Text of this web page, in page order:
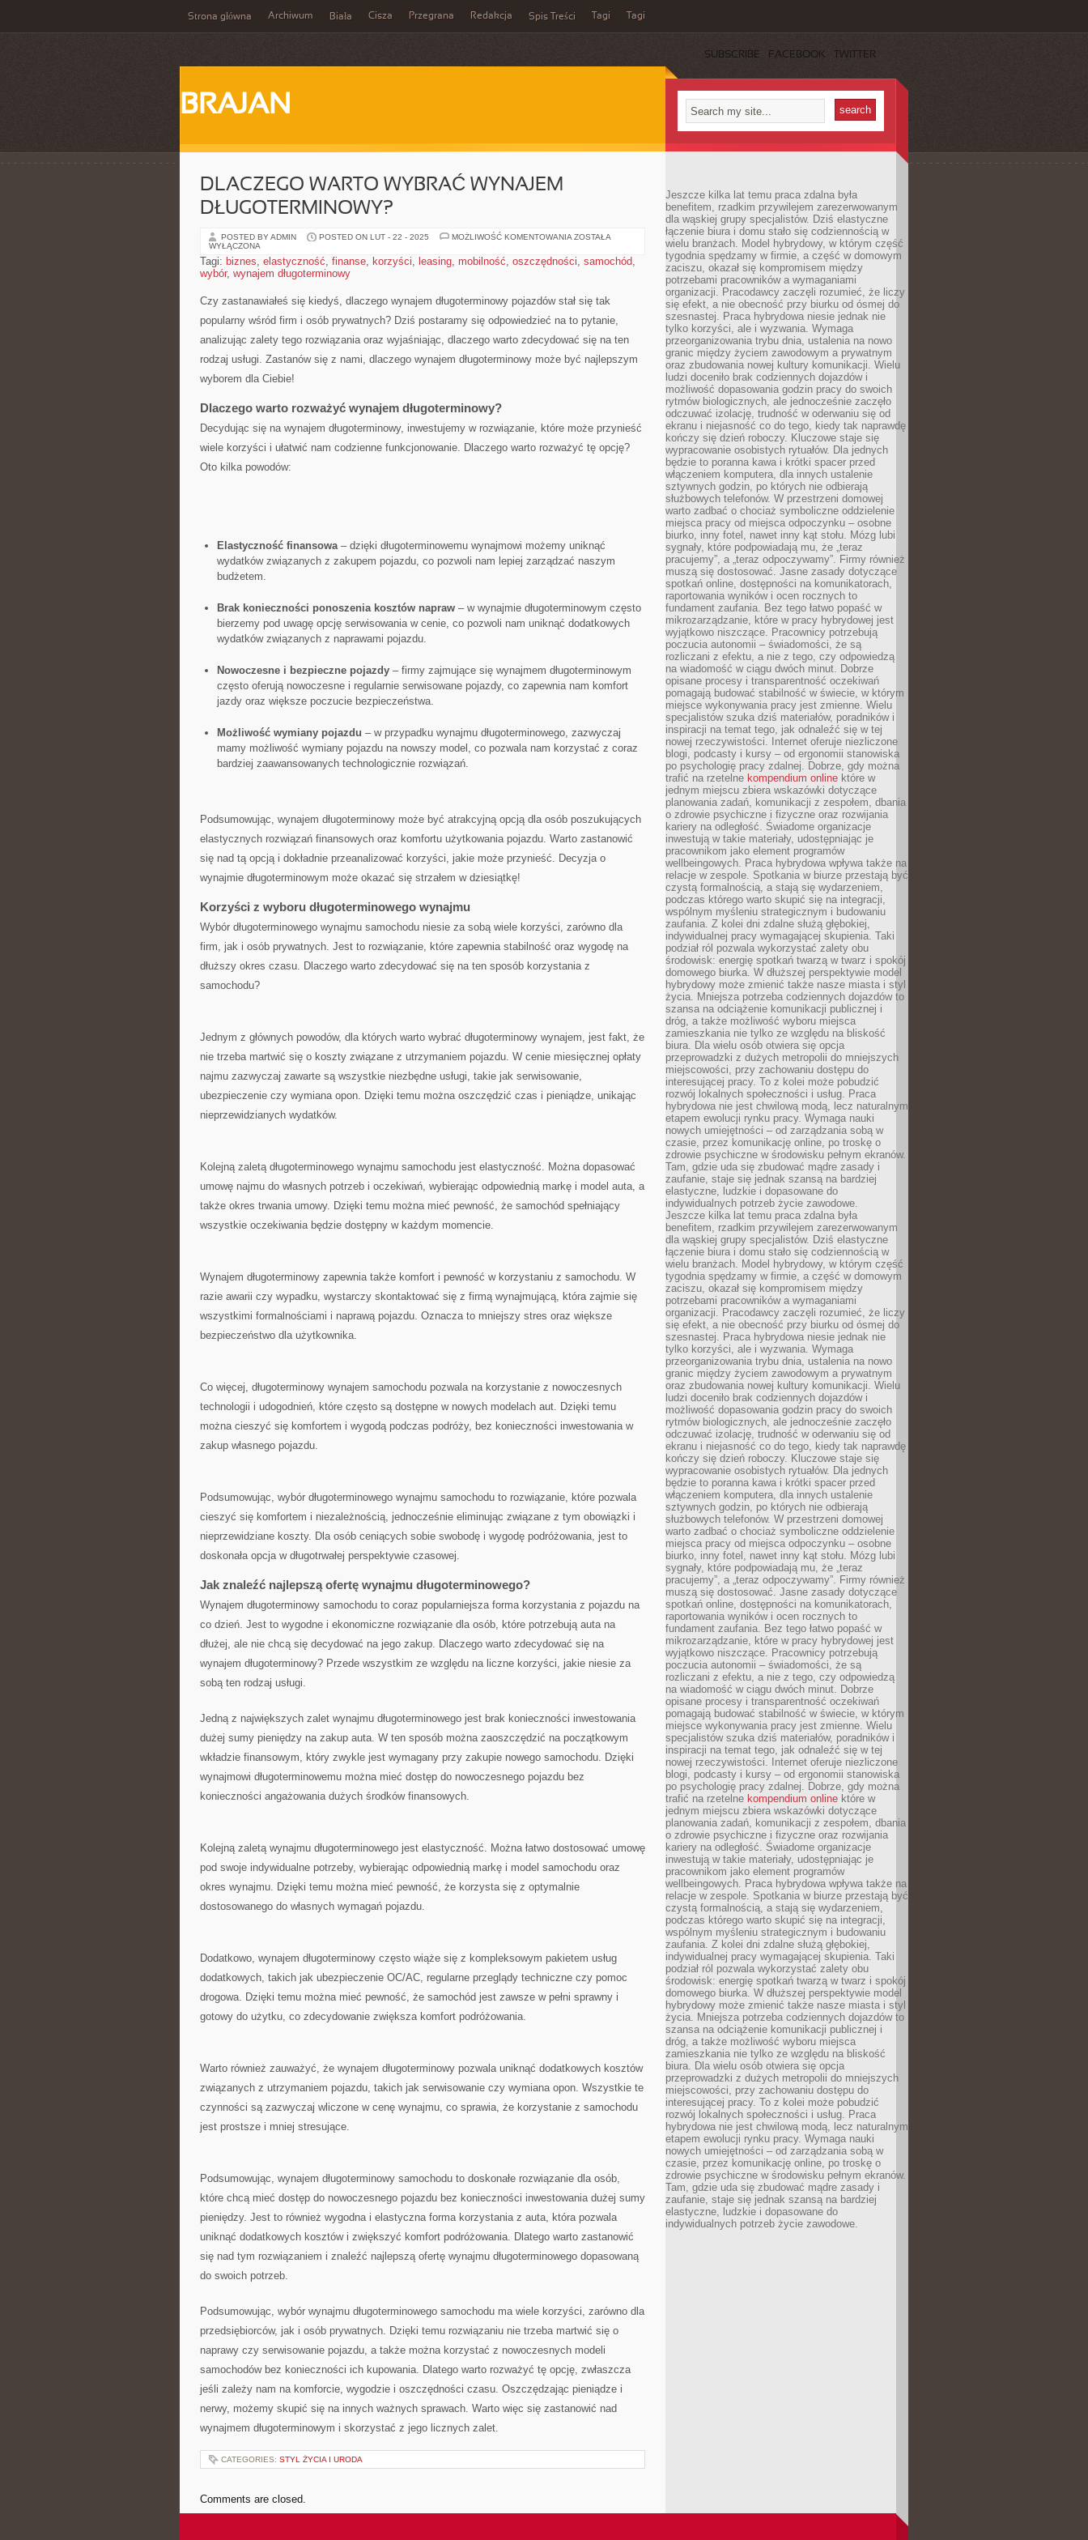
Strona główna Archiwum Biała Cisza Przegrana Redakcja Spis Treści Tagi Tagi
SUBSCRIBE FACEBOOK TWITTER
BRAJAN
DLACZEGO WARTO WYBRAĆ WYNAJEM
DŁUGOTERMINOWY?
POSTED BY ADMIN POSTED ON LUT - 22 - 2025 MOŻLIWOŚĆ KOMENTOWANIA DLACZEGO
WYNAJEM
ZOSTAŁA
WYŁĄCZONA
Tagi: biznes, elastyczność, finanse, korzyści, leasing, mobilność, oszczędności, samochód,
wybór, wynajem długoterminowy
Czy zastanawiałeś się kiedyś, dlaczego wynajem długoterminowy pojazdów⁢ stał się tak
popularny wśród firm i osób prywatnych? Dziś postaramy⁢ się odpowiedzieć na to pytanie,
analizując zalety tego rozwiązania oraz wyjaśniając, dlaczego warto zdecydować​ się na ten
rodzaj usługi.‍ Zastanów się​ z nami,‌ dlaczego wynajem długoterminowy może być najlepszym
wyborem dla Ciebie!
Dlaczego warto rozważyć wynajem długoterminowy?
Decydując ⁢się ⁣na wynajem długoterminowy,⁢ inwestujemy w rozwiązanie, ⁤które może przynieść
wiele ⁤korzyści i ułatwić nam codzienne​ funkcjonowanie. Dlaczego warto rozważyć‍ tę opcję?
Oto‌ kilka powodów:
Elastyczność ⁢finansowa– dzięki długoterminowemu wynajmowi⁢ możemy uniknąć
wydatków związanych z zakupem pojazdu, co pozwoli ⁤nam ‍lepiej zarządzać‌ naszym
budżetem.
Brak ⁤konieczności ponoszenia kosztów⁢ napraw– w wynajmie długoterminowym ⁣często
bierzemy pod uwagę opcję serwisowania w⁢ cenie, ⁤co ‍pozwoli nam uniknąć dodatkowych
wydatków związanych ​z naprawami pojazdu.
Nowoczesne​ i bezpieczne​ pojazdy– firmy zajmujące się ​wynajmem długoterminowym
często oferują nowoczesne i regularnie serwisowane pojazdy, ​co zapewnia nam komfort
jazdy oraz większe poczucie bezpieczeństwa.
Możliwość wymiany pojazdu ​– w przypadku wynajmu długoterminowego, zazwyczaj
mamy możliwość‌ wymiany pojazdu na nowszy model, co ‍pozwala⁣ nam korzystać z coraz
bardziej zaawansowanych technologicznie rozwiązań.
Podsumowując, ⁤wynajem długoterminowy może być atrakcyjną opcją dla osób‌ poszukujących
elastycznych rozwiązań⁤ finansowych oraz komfortu użytkowania pojazdu. Warto ⁤zastanowić
się nad‍ tą opcją i dokładnie ⁢przeanalizować korzyści, ​jakie może przynieść. Decyzja⁢ o
wynajmie⁣ długoterminowym ‍może okazać się strzałem w dziesiątkę!
Korzyści z‍ wyboru długoterminowego wynajmu
Wybór długoterminowego wynajmu⁢ samochodu ⁤niesie za‍ sobą wiele⁤ korzyści, zarówno dla
firm, jak ⁢i osób ‍prywatnych. Jest⁢ to rozwiązanie,‍ które zapewnia stabilność oraz⁣ wygodę na
dłuższy okres czasu.​ Dlaczego‌ warto⁣ zdecydować​ się ⁣na ten sposób korzystania z⁣
samochodu?
Jednym z głównych powodów, dla których ​warto wybrać długoterminowy ⁤wynajem,⁣ jest fakt, że
nie trzeba martwić się o koszty⁢ związane z utrzymaniem pojazdu.⁤ W cenie miesięcznej opłaty
najmu ​zazwyczaj zawarte są wszystkie niezbędne usługi,‌ takie jak serwisowanie,
ubezpieczenie czy ‍wymiana opon. Dzięki temu można oszczędzić czas ⁣i pieniądze, unikając
⁢nieprzewidzianych ​wydatków.
Kolejną zaletą ⁢długoterminowego ⁣wynajmu samochodu jest elastyczność. Można dopasować
umowę najmu⁣ do własnych potrzeb i oczekiwań,⁢ wybierając odpowiednią markę i model ​auta,⁢ a
także okres ​trwania umowy.‌ Dzięki temu​ można mieć pewność, że samochód spełniający‌
wszystkie oczekiwania będzie dostępny w⁢ każdym momencie.
Wynajem długoterminowy zapewnia także komfort​ i‍ pewność w korzystaniu ‍z samochodu. W
razie awarii czy wypadku, wystarczy skontaktować‌ się⁢ z firmą ⁣wynajmującą, która zajmie się
wszystkimi formalnościami i⁣ naprawą pojazdu. Oznacza to mniejszy stres oraz większe
bezpieczeństwo dla użytkownika.
Co więcej, długoterminowy wynajem samochodu ⁢pozwala ⁢na korzystanie z nowoczesnych
technologii i ⁢udogodnień,‍ które często ‍są ‌dostępne⁤ w nowych ‍modelach aut. Dzięki⁢ temu
‍można ​cieszyć się komfortem i wygodą podczas podróży, bez ​konieczności inwestowania w
zakup własnego⁤ pojazdu.
Podsumowując,‌ wybór długoterminowego wynajmu ‌samochodu to rozwiązanie,⁢ które pozwala
‌cieszyć się⁣ komfortem i niezależnością, jednocześnie eliminując związane z tym obowiązki i
nieprzewidziane koszty. Dla ⁣osób ceniących‌ sobie swobodę ‌i wygodę podróżowania, jest to
doskonała⁢ opcja w długotrwałej perspektywie czasowej.
Jak znaleźć najlepszą ‌ofertę wynajmu ⁣długoterminowego?
Wynajem długoterminowy samochodu⁤ to coraz popularniejsza forma‍ korzystania z pojazdu na
⁢co⁣ dzień. Jest ⁤to wygodne i ‌ekonomiczne rozwiązanie dla osób, które ⁣potrzebują auta na
dłużej, ale‌ nie chcą się decydować ‍na jego zakup. Dlaczego​ warto zdecydować się na
‍wynajem długoterminowy? ‌Przede wszystkim ze względu na ‍liczne korzyści, jakie niesie za
sobą​ ten⁤ rodzaj usługi.
Jedną ​z największych zalet wynajmu długoterminowego jest brak konieczności inwestowania
dużej sumy pieniędzy na zakup auta. W ten sposób można⁣ zaoszczędzić na początkowym
⁣wkładzie⁣ finansowym, który zwykle‌ jest wymagany przy zakupie nowego samochodu. Dzięki
wynajmowi⁣ długoterminowemu można mieć dostęp ‌do nowoczesnego⁢ pojazdu bez
⁢konieczności angażowania dużych‍ środków finansowych.
Kolejną zaletą wynajmu długoterminowego jest elastyczność. Można łatwo ⁣dostosować umowę
pod swoje⁤ indywidualne potrzeby, wybierając ⁣odpowiednią markę i ‌model samochodu ‍oraz
okres wynajmu. Dzięki‍ temu można mieć pewność, że korzysta się ⁢z ​optymalnie‌
dostosowanego ‌do własnych ​wymagań pojazdu.
Dodatkowo, wynajem ⁤długoterminowy często wiąże się ​z kompleksowym pakietem usług
dodatkowych, takich jak ubezpieczenie⁣ OC/AC, regularne‍ przeglądy techniczne czy pomoc
drogowa. Dzięki temu ⁤można mieć pewność,⁢ że samochód jest zawsze ‍w pełni sprawny i⁢
gotowy do użytku, co ⁤zdecydowanie zwiększa komfort ‍podróżowania. ⁣
Warto również zauważyć, ⁣że wynajem długoterminowy pozwala uniknąć dodatkowych kosztów
związanych z utrzymaniem pojazdu, takich jak serwisowanie czy wymiana opon. ‌Wszystkie te
czynności​ są‌ zazwyczaj⁤ wliczone ‍w cenę wynajmu, co sprawia, że‌ korzystanie z samochodu
jest prostsze⁢ i mniej‌ stresujące.
Podsumowując, wynajem długoterminowy‌ samochodu ‌to doskonałe rozwiązanie dla osób,
które chcą mieć ‌dostęp do nowoczesnego pojazdu bez ​konieczności inwestowania dużej sumy⁢
pieniędzy. Jest to również ‍wygodna​ i elastyczna forma korzystania z auta, która pozwala
uniknąć‌ dodatkowych kosztów ⁣i ⁢zwiększyć komfort podróżowania. ⁢Dlatego warto zastanowić
się nad tym rozwiązaniem i znaleźć najlepszą ofertę wynajmu długoterminowego​ dopasowaną
do swoich⁤ potrzeb.
Podsumowując, wybór wynajmu długoterminowego samochodu ma wiele korzyści, zarówno dla
⁢przedsiębiorców, jak‍ i osób prywatnych. Dzięki temu ⁤rozwiązaniu nie⁤ trzeba martwić się o
naprawy czy serwisowanie pojazdu, a także ‍można korzystać z ⁣nowoczesnych modeli
samochodów‍ bez ⁤konieczności ich kupowania. ​Dlatego warto rozważyć tę ⁤opcję,⁤ zwłaszcza
jeśli zależy nam na komforcie, wygodzie i oszczędności ​czasu. Oszczędzając ​pieniądze i‍
nerwy, możemy skupić się​ na innych ważnych sprawach. Warto więc się zastanowić nad
wynajmem długoterminowym i‍ skorzystać z ⁢jego licznych zalet.
CATEGORIES: STYL ŻYCIA I URODA
Comments are closed.
Jeszcze kilka lat temu praca zdalna była
benefitem, rzadkim przywilejem zarezerwowanym
dla wąskiej grupy specjalistów. Dziś elastyczne
łączenie biura i domu stało się codziennością w
wielu branżach. Model hybrydowy, w którym część
tygodnia spędzamy w firmie, a część w domowym
zaciszu, okazał się kompromisem między
potrzebami pracowników a wymaganiami
organizacji. Pracodawcy zaczęli rozumieć, że liczy
się efekt, a nie obecność przy biurku od ósmej do
szesnastej. Praca hybrydowa niesie jednak nie
tylko korzyści, ale i wyzwania. Wymaga
przeorganizowania trybu dnia, ustalenia na nowo
granic między życiem zawodowym a prywatnym
oraz zbudowania nowej kultury komunikacji. Wielu
ludzi doceniło brak codziennych dojazdów i
możliwość dopasowania godzin pracy do swoich
rytmów biologicznych, ale jednocześnie zaczęło
odczuwać izolację, trudność w oderwaniu się od
ekranu i niejasność co do tego, kiedy tak naprawdę
kończy się dzień roboczy. Kluczowe staje się
wypracowanie osobistych rytuałów. Dla jednych
będzie to poranna kawa i krótki spacer przed
włączeniem komputera, dla innych ustalenie
sztywnych godzin, po których nie odbierają
służbowych telefonów. W przestrzeni domowej
warto zadbać o chociaż symboliczne oddzielenie
miejsca pracy od miejsca odpoczynku – osobne
biurko, inny fotel, nawet inny kąt stołu. Mózg lubi
sygnały, które podpowiadają mu, że „teraz
pracujemy”, a „teraz odpoczywamy”. Firmy również
muszą się dostosować. Jasne zasady dotyczące
spotkań online, dostępności na komunikatorach,
raportowania wyników i ocen rocznych to
fundament zaufania. Bez tego łatwo popaść w
mikrozarządzanie, które w pracy hybrydowej jest
wyjątkowo niszczące. Pracownicy potrzebują
poczucia autonomii – świadomości, że są
rozliczani z efektu, a nie z tego, czy odpowiedzą
na wiadomość w ciągu dwóch minut. Dobrze
opisane procesy i transparentność oczekiwań
pomagają budować stabilność w świecie, w którym
miejsce wykonywania pracy jest zmienne. Wielu
specjalistów szuka dziś materiałów, poradników i
inspiracji na temat tego, jak odnaleźć się w tej
nowej rzeczywistości. Internet oferuje niezliczone
blogi, podcasty i kursy – od ergonomii stanowiska
po psychologię pracy zdalnej. Dobrze, gdy można
trafić na rzetelne kompendium online które w
jednym miejscu zbiera wskazówki dotyczące
planowania zadań, komunikacji z zespołem, dbania
o zdrowie psychiczne i fizyczne oraz rozwijania
kariery na odległość. Świadome organizacje
inwestują w takie materiały, udostępniając je
pracownikom jako element programów
wellbeingowych. Praca hybrydowa wpływa także na
relacje w zespole. Spotkania w biurze przestają być
czystą formalnością, a stają się wydarzeniem,
podczas którego warto skupić się na integracji,
wspólnym myśleniu strategicznym i budowaniu
zaufania. Z kolei dni zdalne służą głębokiej,
indywidualnej pracy wymagającej skupienia. Taki
podział ról pozwala wykorzystać zalety obu
środowisk: energię spotkań twarzą w twarz i spokój
domowego biurka. W dłuższej perspektywie model
hybrydowy może zmienić także nasze miasta i styl
życia. Mniejsza potrzeba codziennych dojazdów to
szansa na odciążenie komunikacji publicznej i
dróg, a także możliwość wyboru miejsca
zamieszkania nie tylko ze względu na bliskość
biura. Dla wielu osób otwiera się opcja
przeprowadzki z dużych metropolii do mniejszych
miejscowości, przy zachowaniu dostępu do
interesującej pracy. To z kolei może pobudzić
rozwój lokalnych społeczności i usług. Praca
hybrydowa nie jest chwilową modą, lecz naturalnym
etapem ewolucji rynku pracy. Wymaga nauki
nowych umiejętności – od zarządzania sobą w
czasie, przez komunikację online, po troskę o
zdrowie psychiczne w środowisku pełnym ekranów.
Tam, gdzie uda się zbudować mądre zasady i
zaufanie, staje się jednak szansą na bardziej
elastyczne, ludzkie i dopasowane do
indywidualnych potrzeb życie zawodowe.
Jeszcze kilka lat temu praca zdalna była
benefitem, rzadkim przywilejem zarezerwowanym
dla wąskiej grupy specjalistów. Dziś elastyczne
łączenie biura i domu stało się codziennością w
wielu branżach. Model hybrydowy, w którym część
tygodnia spędzamy w firmie, a część w domowym
zaciszu, okazał się kompromisem między
potrzebami pracowników a wymaganiami
organizacji. Pracodawcy zaczęli rozumieć, że liczy
się efekt, a nie obecność przy biurku od ósmej do
szesnastej. Praca hybrydowa niesie jednak nie
tylko korzyści, ale i wyzwania. Wymaga
przeorganizowania trybu dnia, ustalenia na nowo
granic między życiem zawodowym a prywatnym
oraz zbudowania nowej kultury komunikacji. Wielu
ludzi doceniło brak codziennych dojazdów i
możliwość dopasowania godzin pracy do swoich
rytmów biologicznych, ale jednocześnie zaczęło
odczuwać izolację, trudność w oderwaniu się od
ekranu i niejasność co do tego, kiedy tak naprawdę
kończy się dzień roboczy. Kluczowe staje się
wypracowanie osobistych rytuałów. Dla jednych
będzie to poranna kawa i krótki spacer przed
włączeniem komputera, dla innych ustalenie
sztywnych godzin, po których nie odbierają
służbowych telefonów. W przestrzeni domowej
warto zadbać o chociaż symboliczne oddzielenie
miejsca pracy od miejsca odpoczynku – osobne
biurko, inny fotel, nawet inny kąt stołu. Mózg lubi
sygnały, które podpowiadają mu, że „teraz
pracujemy”, a „teraz odpoczywamy”. Firmy również
muszą się dostosować. Jasne zasady dotyczące
spotkań online, dostępności na komunikatorach,
raportowania wyników i ocen rocznych to
fundament zaufania. Bez tego łatwo popaść w
mikrozarządzanie, które w pracy hybrydowej jest
wyjątkowo niszczące. Pracownicy potrzebują
poczucia autonomii – świadomości, że są
rozliczani z efektu, a nie z tego, czy odpowiedzą
na wiadomość w ciągu dwóch minut. Dobrze
opisane procesy i transparentność oczekiwań
pomagają budować stabilność w świecie, w którym
miejsce wykonywania pracy jest zmienne. Wielu
specjalistów szuka dziś materiałów, poradników i
inspiracji na temat tego, jak odnaleźć się w tej
nowej rzeczywistości. Internet oferuje niezliczone
blogi, podcasty i kursy – od ergonomii stanowiska
po psychologię pracy zdalnej. Dobrze, gdy można
trafić na rzetelne kompendium online które w
jednym miejscu zbiera wskazówki dotyczące
planowania zadań, komunikacji z zespołem, dbania
o zdrowie psychiczne i fizyczne oraz rozwijania
kariery na odległość. Świadome organizacje
inwestują w takie materiały, udostępniając je
pracownikom jako element programów
wellbeingowych. Praca hybrydowa wpływa także na
relacje w zespole. Spotkania w biurze przestają być
czystą formalnością, a stają się wydarzeniem,
podczas którego warto skupić się na integracji,
wspólnym myśleniu strategicznym i budowaniu
zaufania. Z kolei dni zdalne służą głębokiej,
indywidualnej pracy wymagającej skupienia. Taki
podział ról pozwala wykorzystać zalety obu
środowisk: energię spotkań twarzą w twarz i spokój
domowego biurka. W dłuższej perspektywie model
hybrydowy może zmienić także nasze miasta i styl
życia. Mniejsza potrzeba codziennych dojazdów to
szansa na odciążenie komunikacji publicznej i
dróg, a także możliwość wyboru miejsca
zamieszkania nie tylko ze względu na bliskość
biura. Dla wielu osób otwiera się opcja
przeprowadzki z dużych metropolii do mniejszych
miejscowości, przy zachowaniu dostępu do
interesującej pracy. To z kolei może pobudzić
rozwój lokalnych społeczności i usług. Praca
hybrydowa nie jest chwilową modą, lecz naturalnym
etapem ewolucji rynku pracy. Wymaga nauki
nowych umiejętności – od zarządzania sobą w
czasie, przez komunikację online, po troskę o
zdrowie psychiczne w środowisku pełnym ekranów.
Tam, gdzie uda się zbudować mądre zasady i
zaufanie, staje się jednak szansą na bardziej
elastyczne, ludzkie i dopasowane do
indywidualnych potrzeb życie zawodowe.